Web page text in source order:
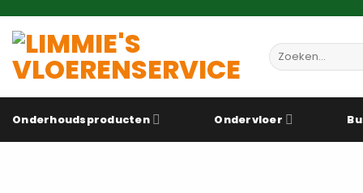
naar
inhoud
Zoeken
naar:
Onderhoudsproducten Ondervloer